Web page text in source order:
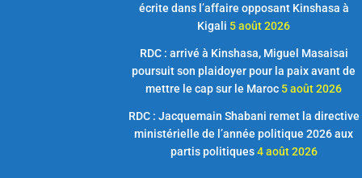
écrite dans l’affaire opposant Kinshasa à
Kigali 5 août 2026
RDC : arrivé à Kinshasa, Miguel Masaisai
poursuit son plaidoyer pour la paix avant de
mettre le cap sur le Maroc 5 août 2026
RDC : Jacquemain Shabani remet la directive
ministérielle de l’année politique 2026 aux
partis politiques 4 août 2026